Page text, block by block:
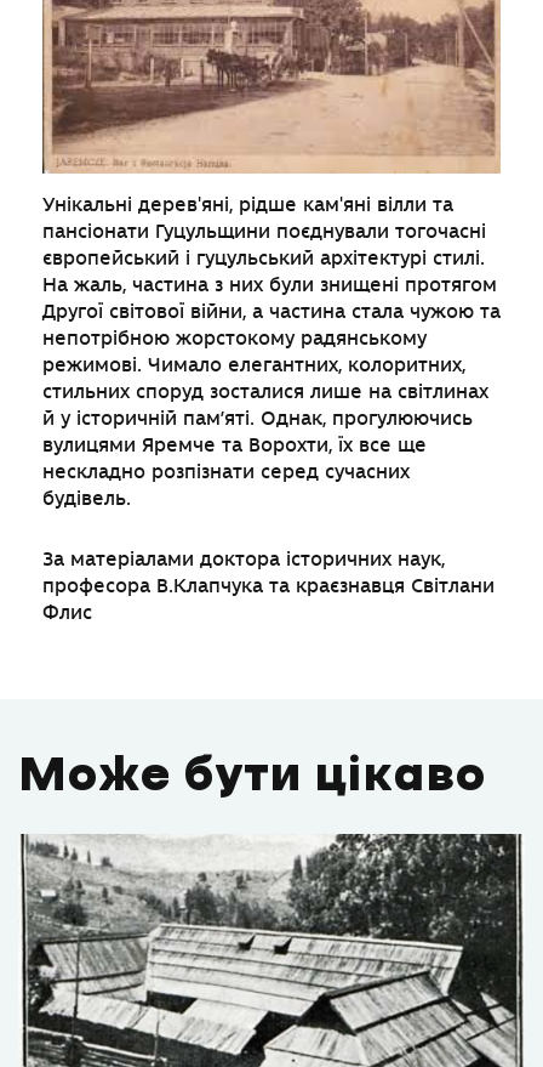
Унікальні дерев'яні, рідше кам'яні вілли та
пансіонати Гуцульщини поєднували тогочасні
європейський і гуцульський архітектурі стилі.
На жаль, частина з них були знищені протягом
Другої світової війни, а частина стала чужою та
непотрібною жорстокому радянському
режимові. Чимало елегантних, колоритних,
стильних споруд зосталися лише на світлинах
й у історичній пам’яті. Однак, прогулюючись
вулицями Яремче та Ворохти, їх все ще
нескладно розпізнати серед сучасних
будівель.
За матеріалами доктора історичних наук,
професора В.Клапчука та краєзнавця Світлани
Флис
Може бути цікаво